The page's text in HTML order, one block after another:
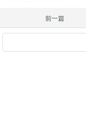
前一篇